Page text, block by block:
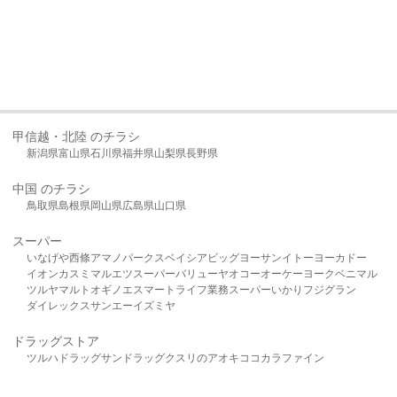
甲信越・北陸 のチラシ
新潟県富山県石川県福井県山梨県長野県
中国 のチラシ
鳥取県島根県岡山県広島県山口県
スーパー
いなげや西條アマノパークスベイシア ビッグヨーサンイトーヨーカドー
イオンカスミ マルエツスーパーバリューヤオコーオーケー ヨークベニマル
ツルヤマルト オギノ エスマート ライフ業務スーパーいかり フジグラン
ダイレックスサンエーイズミヤ
ドラッグストア
ツルハドラッグサンドラッグクスリのアオキ ココカラファイン